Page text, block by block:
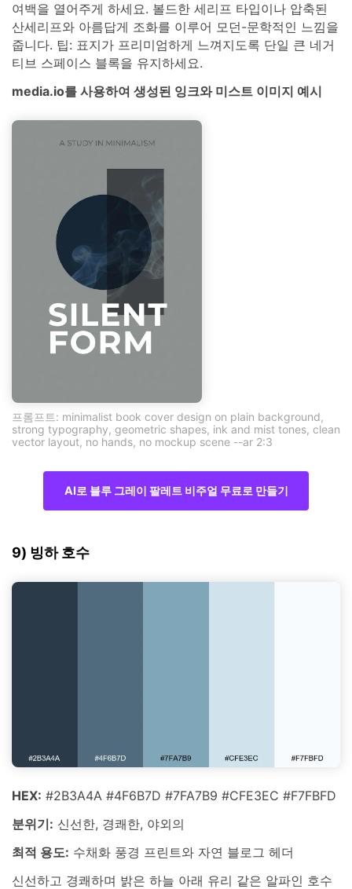
여백을 열어주게 하세요. 볼드한 세리프 타입이나 압축된
산세리프와 아름답게 조화를 이루어 모던-문학적인 느낌을
줍니다. 팁: 표지가 프리미엄하게 느껴지도록 단일 큰 네거
티브 스페이스 블록을 유지하세요.
media.io를 사용하여 생성된 잉크와 미스트 이미지 예시
프롬프트: minimalist book cover design on plain background,
strong typography, geometric shapes, ink and mist tones, clean
vector layout, no hands, no mockup scene --ar 2:3
AI로 블루 그레이 팔레트 비주얼 무료로 만들기
9) 빙하 호수
HEX: #2B3A4A #4F6B7D #7FA7B9 #CFE3EC #F7FBFD
분위기: 신선한, 경쾌한, 야외의
최적 용도: 수채화 풍경 프린트와 자연 블로그 헤더
신선하고 경쾌하며 밝은 하늘 아래 유리 같은 알파인 호수